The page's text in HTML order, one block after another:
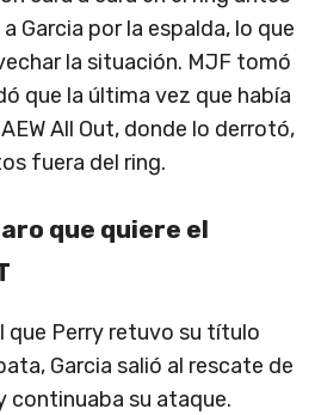
Garcia por la espalda, lo que
la situación. MJF tomó
que la última vez que había
All Out, donde lo derrotó,
fuera del ring.
que quiere el
que Perry retuvo su título
Garcia salió al rescate de
continuaba su ataque.